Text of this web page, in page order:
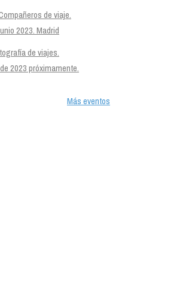
de viaje.
2023. Madrid
de viajes.
2023 próximamente.
Más eventos